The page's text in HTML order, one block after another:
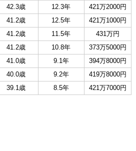
42.3歳 12.3年
421万2000円
41.2歳 12.5年
421万1000円
41.2歳 11.5年
431万円
41.2歳 10.8年
373万5000円
41.0歳 9.1年
394万8000円
40.0歳 9.2年
419万8000円
39.1歳 8.5年 421万7000円